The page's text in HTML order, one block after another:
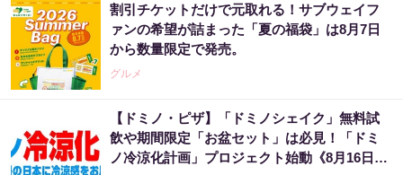
割引チケットだけで元取れる！サブウェイフ
ァンの希望が詰まった「夏の福袋」は8月7日
から数量限定で発売。
グルメ
【ドミノ・ピザ】「ドミノシェイク」無料試
飲や期間限定「お盆セット」は必見！「ドミ
ノ冷涼化計画」プロジェクト始動《8月16日ま